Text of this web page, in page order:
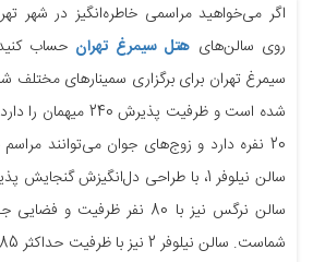
اگر می‌خواهید مراسمی خاطره‌انگیز در شهر
روی سالن‌های هتل سیمرغ تهران حساب
سیمرغ تهران برای برگزاری سمینارهای مختلف
شده است و ظرفیت پذیرش
20 نفره دارد و زوج‌های جوان می‌توانند
سالن نرگس نیز با 80 نفر